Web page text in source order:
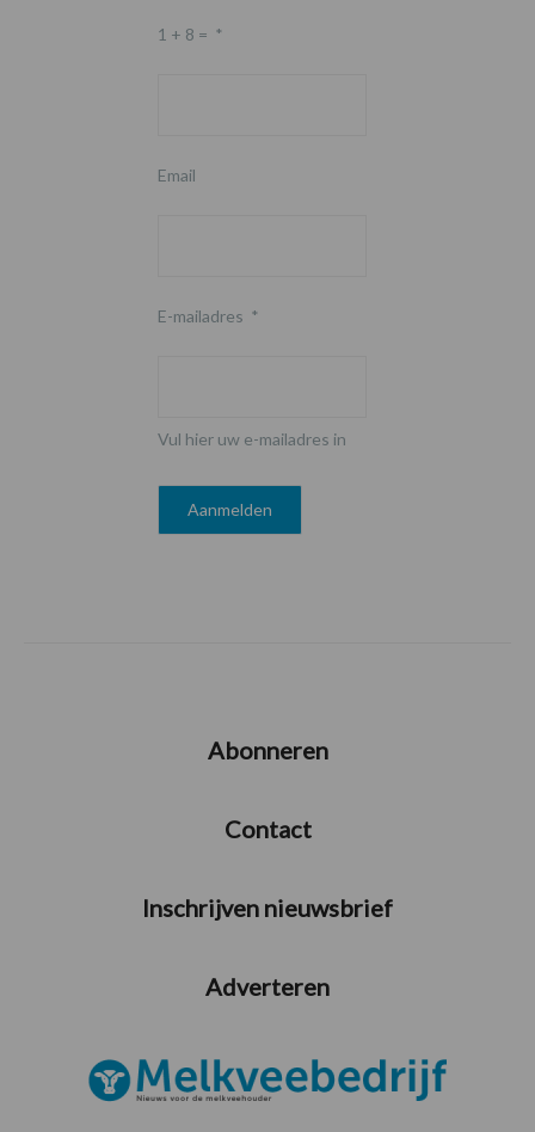
1 + 8 = *
Email
E-mailadres *
Vul hier uw e-mailadres in
Abonneren
Contact
Inschrijven nieuwsbrief
Adverteren